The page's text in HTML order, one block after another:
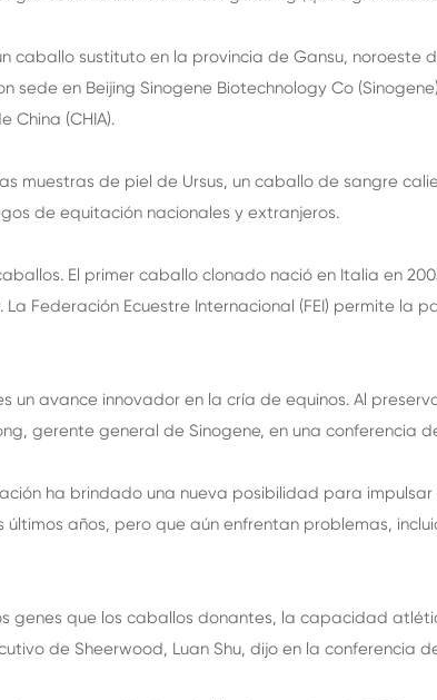
caballo sustituto en la provincia de Gansu,
en Beijing Sinogene Biotechnology Co
China (CHIA).
muestras de piel de Ursus, un caballo de sangre
de equitación nacionales y extranjeros.
El primer caballo clonado nació en Italia en
La Federación Ecuestre Internacional (FEI) permite
un avance innovador en la cría de equinos. Al
gerente general de Sinogene, en una conferencia
ha brindado una nueva posibilidad para
años, pero que aún enfrentan problemas,
genes que los caballos donantes, la capacidad
de Sheerwood, Luan Shu, dijo en la conferencia